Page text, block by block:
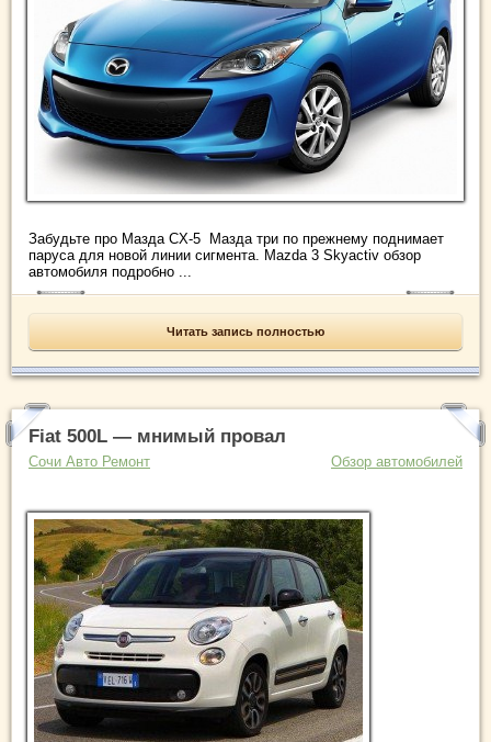
Забудьте про Мазда CX-5 Мазда три по прежнему поднимает
паруса для новой линии сигмента. Mazda 3 Skyactiv обзор
автомобиля подробно ...
Читать запись полностью
Fiat 500L — мнимый провал
Сочи Авто Ремонт Обзор автомобилей